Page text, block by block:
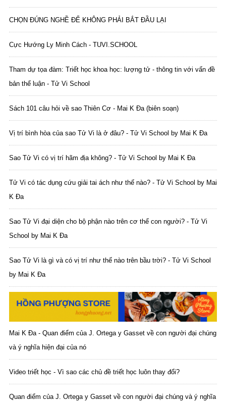
CHỌN ĐÚNG NGHỀ ĐỂ KHÔNG PHẢI BẮT ĐẦU LẠI
Cực Hướng Ly Minh Cách - TUVI.SCHOOL
Tham dự tọa đàm: Triết học khoa học: lượng tử - thông tin với vấn đề
bản thể luận - Tử Vi School
Sách 101 câu hỏi về sao Thiên Cơ - Mai K Đa (biên soạn)
Vị trí bình hòa của sao Tử Vi là ở đâu? - Tử Vi School by Mai K Đa
Sao Tử Vi có vị trí hãm địa không? - Tử Vi School by Mai K Đa
Tử Vi có tác dụng cứu giải tai ách như thế nào? - Tử Vi School by Mai
K Đa
Sao Tử Vi đại diện cho bộ phận nào trên cơ thể con người? - Tử Vi
School by Mai K Đa
Sao Tử Vi là gì và có vị trí như thế nào trên bầu trời? - Tử Vi School
by Mai K Đa
Mai K Đa - Quan điểm của J. Ortega y Gasset về con người đại chúng
và ý nghĩa hiện đại của nó
Video triết học - Vì sao các chủ đề triết học luôn thay đổi?
Quan điểm của J. Ortega y Gasset về con người đại chúng và ý nghĩa